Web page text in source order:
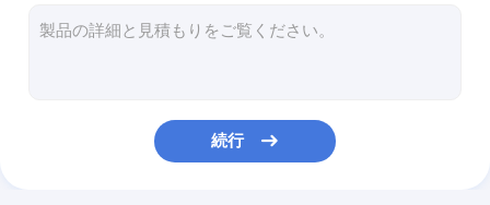
1kg 熱溶性DTF粉 白色 デジタル 熱伝送 粘着粉 すべての布用
防水DTFインク印刷 エプソンプリンター用 高速印刷 低消費
防水UVインク 強い粘着性 LED UV 固めるインク 500ml 1000ml
続行